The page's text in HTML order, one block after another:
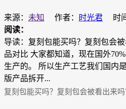
来源： 未知 作者： 时光君
时
阅读：
导读：复刻包能买吗？复刻包会
品对比 大家都知道，现在国外
生产的。 所以生产工艺我们国内
版产品拆开...
复刻包能买吗？复刻包会被看出来